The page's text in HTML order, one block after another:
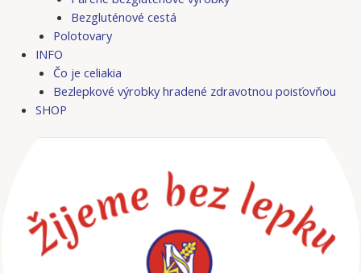
Bezgluténové cestá
Polotovary
INFO
Čo je celiakia
Bezlepkové výrobky hradené zdravotnou poisťovňou
SHOP